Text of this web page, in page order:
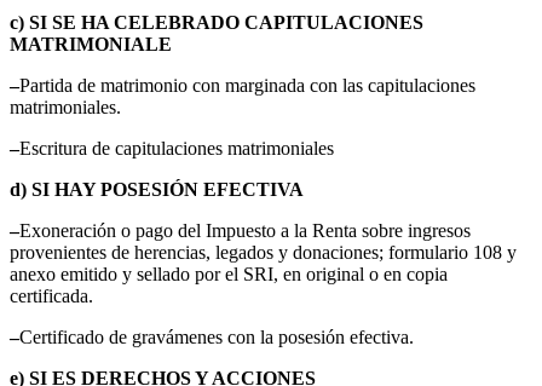
c) SI SE HA CELEBRADO CAPITULACIONES
MATRIMONIALE
–Partida de matrimonio con marginada con las capitulaciones
matrimoniales.
–Escritura de capitulaciones matrimoniales
d) SI HAY POSESIÓN EFECTIVA
–Exoneración o pago del Impuesto a la Renta sobre ingresos
provenientes de herencias, legados y donaciones; formulario 108 y
anexo emitido y sellado por el SRI, en original o en copia
certificada.
–Certificado de gravámenes con la posesión efectiva.
e) SI ES DERECHOS Y ACCIONES